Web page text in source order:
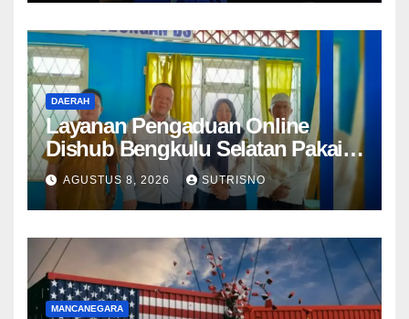
DAERAH
Layanan Pengaduan Online
Dishub Bengkulu Selatan Pakai
QR Code untuk Lapor Rambu
Rusak hingga Parkir Liar
AGUSTUS 8, 2026 SUTRISNO
MANCANEGARA